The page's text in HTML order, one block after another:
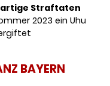
Straftaten
2023 ein Uhu
BAYERN